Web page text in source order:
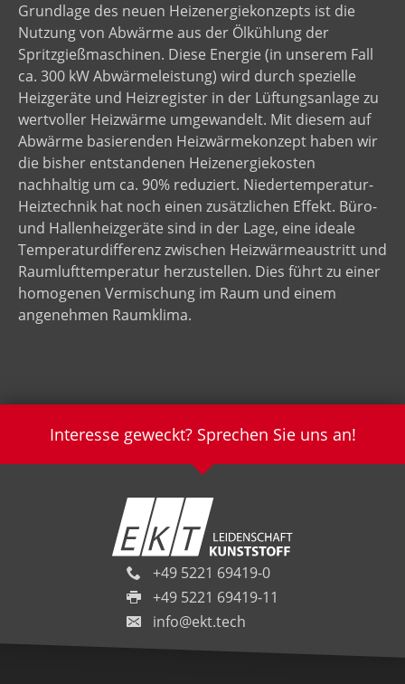
Grundlage des neuen Heizenergiekonzepts ist die
Nutzung von Abwärme aus der Ölkühlung der
Spritzgießmaschinen. Diese Energie (in unserem Fall
ca. 300 kW Abwärmeleistung) wird durch spezielle
Heizgeräte und Heizregister in der Lüftungsanlage zu
wertvoller Heizwärme umgewandelt. Mit diesem auf
Abwärme basierenden Heizwärmekonzept haben wir
die bisher entstandenen Heizenergiekosten
nachhaltig um ca. 90% reduziert. Niedertemperatur-
Heiztechnik hat noch einen zusätzlichen Effekt. Büro-
und Hallenheizgeräte sind in der Lage, eine ideale
Temperaturdifferenz zwischen Heizwärmeaustritt und
Raumlufttemperatur herzustellen. Dies führt zu einer
homogenen Vermischung im Raum und einem
angenehmen Raumklima.
Interesse geweckt? Sprechen Sie uns an!
+49 5221 69419-0
+49 5221 69419-11
info@ekt.tech